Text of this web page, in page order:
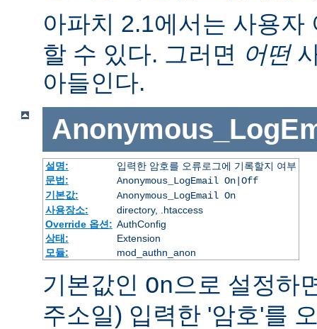
아파치 2.1에서는 사용자
할 수 있다. 그러면 어떤
아들인다.
설명:
입력한 암호를 오류로그에 기록할지 여부
문법:
Anonymous_LogEmail On|Off
기본값:
Anonymous_LogEmail On
사용장소:
directory, .htaccess
Override 옵션: AuthConfig
상태:
Extension
모듈:
mod_authn_anon
기본값인 On으로 설정하
주소일) 입력한 '암호'를